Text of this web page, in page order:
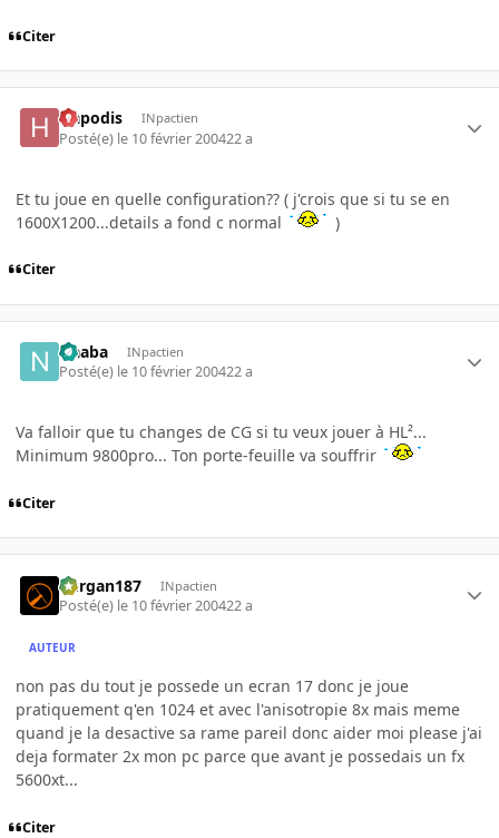
Citer
Hapodis INpactien
Posté(e) le 10 février 200422 a
Et tu joue en quelle configuration?? ( j'crois que si tu se en
1600X1200...details a fond c normal
)
Citer
Naaba INpactien
Posté(e) le 10 février 200422 a
Va falloir que tu changes de CG si tu veux jouer à HL²...
Minimum 9800pro... Ton porte-feuille va souffrir
Citer
kurgan187 INpactien
Posté(e) le 10 février 200422 a
AUTEUR
non pas du tout je possede un ecran 17 donc je joue
pratiquement q'en 1024 et avec l'anisotropie 8x mais meme
quand je la desactive sa rame pareil donc aider moi please j'ai
deja formater 2x mon pc parce que avant je possedais un fx
5600xt...
Citer